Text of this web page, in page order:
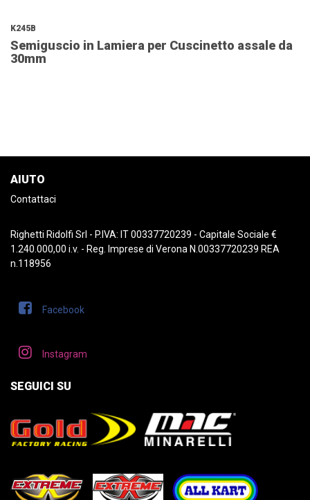
K245B
Semiguscio in Lamiera per Cuscinetto assale da
30mm
AIUTO
Contattaci
Righetti Ridolfi Srl - P.IVA: IT 00337720239 - Capitale Sociale €
1.240.000,00 i.v. - Reg. Imprese di Verona N.00337720239 REA
n.118956
Facebook
Instagram
SEGUICI SU